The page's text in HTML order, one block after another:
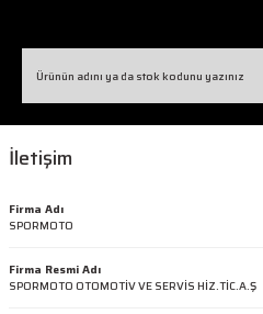
İletişim
Firma Adı
SPORMOTO
Firma Resmi Adı
SPORMOTO OTOMOTİV VE SERVİS HİZ.TİC.A.Ş